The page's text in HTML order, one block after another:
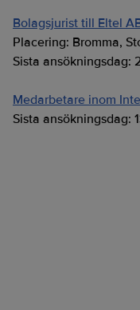
Bolagsjurist till Eltel
Placering: Bromma,
Sista ansökningsdag:
Medarbetare inom
Sista ansökningsdag: